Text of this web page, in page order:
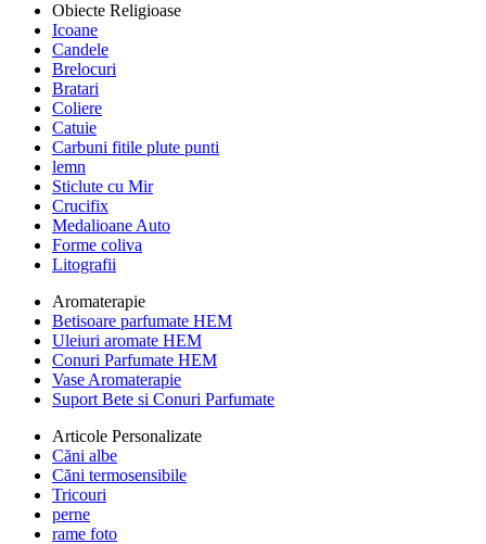
Obiecte Religioase
Icoane
Candele
Brelocuri
Bratari
Coliere
Catuie
Carbuni fitile plute punti
lemn
Sticlute cu Mir
Crucifix
Medalioane Auto
Forme coliva
Litografii
Aromaterapie
Betisoare parfumate HEM
Uleiuri aromate HEM
Conuri Parfumate HEM
Vase Aromaterapie
Suport Bete si Conuri Parfumate
Articole Personalizate
Căni albe
Căni termosensibile
Tricouri
perne
rame foto